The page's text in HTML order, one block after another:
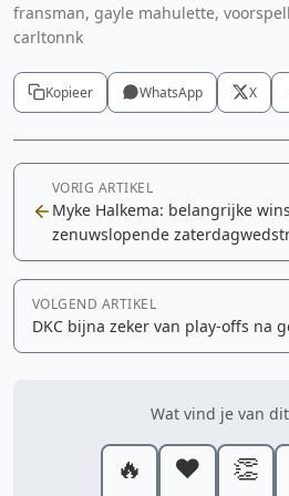
fransman, gayle mahulette,
carltonnk
Kopieer WhatsApp X
VORIG ARTIKEL
Myke Halkema: belangrijke
zenuwslopende
VOLGEND ARTIKEL
DKC bijna zeker van play-offs na
Wat vind je van
🔥 ❤️ 👏